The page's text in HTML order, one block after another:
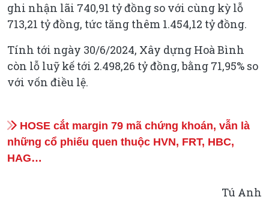
ghi nhận lãi 740,91 tỷ đồng so với cùng kỳ lỗ
713,21 tỷ đồng, tức tăng thêm 1.454,12 tỷ đồng.
Tính tới ngày 30/6/2024, Xây dựng Hoà Bình
còn lỗ luỹ kế tới 2.498,26 tỷ đồng, bằng 71,95% so
với vốn điều lệ.
HOSE cắt margin 79 mã chứng khoán, vẫn là
những cổ phiếu quen thuộc HVN, FRT, HBC,
HAG…
Tú Anh